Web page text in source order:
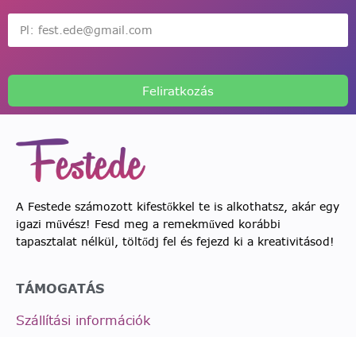
Feliratkozás
A Festede számozott kifestőkkel te is alkothatsz, akár egy
igazi művész! Fesd meg a remekműved korábbi
tapasztalat nélkül, töltődj fel és fejezd ki a kreativitásod!
TÁMOGATÁS
Szállítási információk